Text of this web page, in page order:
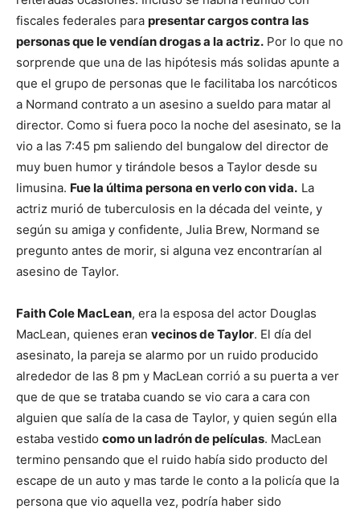
fiscales federales para presentar cargos contra las
personas que le vendían drogas a la actriz. Por lo que no
sorprende que una de las hipótesis más solidas apunte a
que el grupo de personas que le facilitaba los narcóticos
a Normand contrato a un asesino a sueldo para matar al
director. Como si fuera poco la noche del asesinato, se la
vio a las 7:45 pm saliendo del bungalow del director de
muy buen humor y tirándole besos a Taylor desde su
limusina. Fue la última persona en verlo con vida. La
actriz murió de tuberculosis en la década del veinte, y
según su amiga y confidente, Julia Brew, Normand se
pregunto antes de morir, si alguna vez encontrarían al
asesino de Taylor.
Faith Cole MacLean, era la esposa del actor Douglas
MacLean, quienes eran vecinos de Taylor. El día del
asesinato, la pareja se alarmo por un ruido producido
alrededor de las 8 pm y MacLean corrió a su puerta a ver
que de que se trataba cuando se vio cara a cara con
alguien que salía de la casa de Taylor, y quien según ella
estaba vestido como un ladrón de películas. MacLean
termino pensando que el ruido había sido producto del
escape de un auto y mas tarde le conto a la policía que la
persona que vio aquella vez, podría haber sido